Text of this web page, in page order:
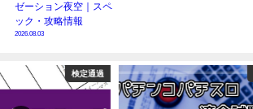
ゼーション夜空｜スペ
ック・攻略情報
2026.08.03
ニュース